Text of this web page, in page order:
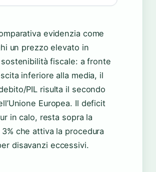
evidenzia come
un prezzo elevato in
fiscale: a fronte
inferiore alla media, il
PIL risulta il secondo
Europea. Il deficit
in calo, resta sopra la
che attiva la procedura
disavanzi eccessivi.